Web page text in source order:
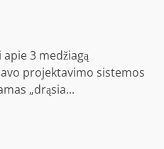
3 medžiagą
projektavimo sistemos
„drąsia...